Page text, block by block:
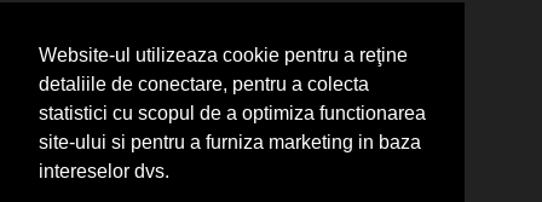
Website-ul utilizeaza cookie pentru a reţine
detaliile de conectare, pentru a colecta
statistici cu scopul de a optimiza functionarea
site-ului si pentru a furniza marketing in baza
intereselor dvs.
Cabinet-Individual.ro
Cardiologul.ro
CentruInchirieri.ro
NonStopDeschis.ro